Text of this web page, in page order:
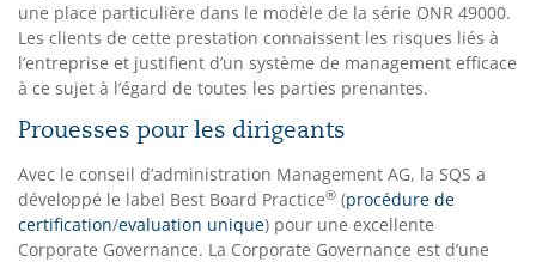
une place particulière dans le modèle de la série ONR 49000.
Les clients de cette prestation connaissent les risques liés à
l’entreprise et justifient d’un système de management efficace
à ce sujet à l’égard de toutes les parties prenantes.
Prouesses pour les dirigeants
Avec le conseil d’administration Management AG, la SQS a
développé le label Best Board Practice® (procédure de
certification/evaluation unique) pour une excellente
Corporate Governance. La Corporate Governance est d’une